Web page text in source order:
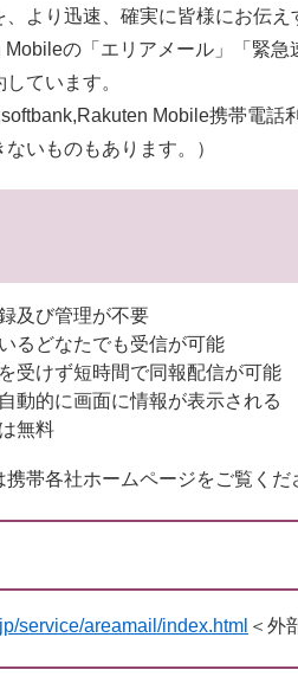
より迅速、確実に皆様にお伝え
の「エリアメール」「緊
ています。
Mobile携帯電話
いものもあります。）
及び管理が不要
るどなたでも受信が可能
受けず短時間で同報配信が可能
動的に画面に情報が表示される
無料
帯各社ホームページをご覧くだ
service/areamail/index.html ＜外